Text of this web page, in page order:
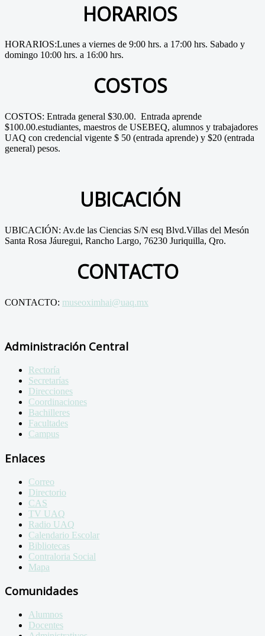
HORARIOS
HORARIOS:Lunes a viernes de 9:00 hrs. a 17:00 hrs. Sabado y
domingo 10:00 hrs. a 16:00 hrs.
COSTOS
COSTOS: Entrada general $30.00. Entrada aprende
$100.00.estudiantes, maestros de USEBEQ, alumnos y trabajadores
UAQ con credencial vigente $ 50 (entrada aprende) y $20 (entrada
general) pesos.
UBICACIÓN
UBICACIÓN: Av.de las Ciencias S/N esq Blvd.Villas del Mesón
Santa Rosa Jáuregui, Rancho Largo, 76230 Juriquilla, Qro.
CONTACTO
CONTACTO: museoximhai@uaq.mx
Administración Central
Rectoría
Secretarías
Direcciones
Coordinaciones
Bachilleres
Facultades
Campus
Enlaces
Correo
Directorio
CAS
TV UAQ
Radio UAQ
Calendario Escolar
Bibliotecas
Contraloria Social
Mapa
Comunidades
Alumnos
Docentes